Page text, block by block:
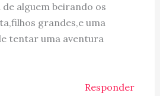
de alguem beirando os
grandes,e uma
tentar uma aventura
Responder